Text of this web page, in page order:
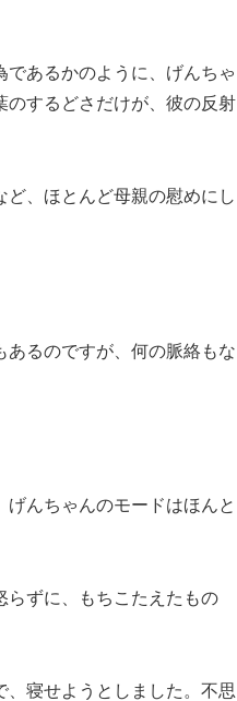
あるかのように、げんちゃ
のするどさだけが、彼の反射
、ほとんど母親の慰めにし
るのですが、何の脈絡もな
んちゃんのモードはほんと
ずに、もちこたえたもの
寝せようとしました。不思